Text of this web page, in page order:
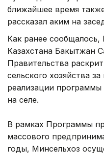
ближайшее время
рассказал аким на
Как ранее
Казахстана Бакытжан
Правительства
сельского хозяйства
реализации
на селе.
В рамках Программы
массового
годы, Минсельхоз